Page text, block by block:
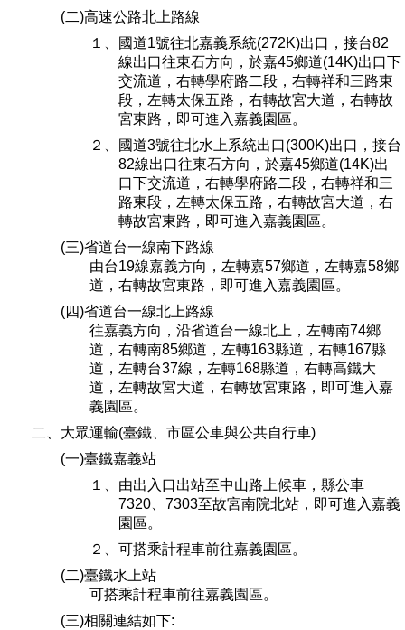
(二)高速公路北上路線
１、國道1號往北嘉義系統(272K)出口，接台82
線出口往東石方向，於嘉45鄉道(14K)出口下
交流道，右轉學府路二段，右轉祥和三路東
段，左轉太保五路，右轉故宮大道，右轉故
宮東路，即可進入嘉義園區。
２、國道3號往北水上系統出口(300K)出口，接台
82線出口往東石方向，於嘉45鄉道(14K)出
口下交流道，右轉學府路二段，右轉祥和三
路東段，左轉太保五路，右轉故宮大道，右
轉故宮東路，即可進入嘉義園區。
(三)省道台一線南下路線
由台19線嘉義方向，左轉嘉57鄉道，左轉嘉58鄉
道，右轉故宮東路，即可進入嘉義園區。
(四)省道台一線北上路線
往嘉義方向，沿省道台一線北上，左轉南74鄉
道，右轉南85鄉道，左轉163縣道，右轉167縣
道，左轉台37線，左轉168縣道，右轉高鐵大
道，左轉故宮大道，右轉故宮東路，即可進入嘉
義園區。
二、大眾運輸(臺鐵、市區公車與公共自行車)
(一)臺鐵嘉義站
１、由出入口出站至中山路上候車，縣公車
7320、7303至故宮南院北站，即可進入嘉義
園區。
２、可搭乘計程車前往嘉義園區。
(二)臺鐵水上站
可搭乘計程車前往嘉義園區。
(三)相關連結如下: